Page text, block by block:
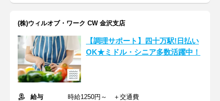
(株)ウィルオブ・ワーク CW 金沢支店
【調理サポート】四十万駅!日払い
OK★ミドル・シニア多数活躍中！
給与
時給1250円～ ＋交通費